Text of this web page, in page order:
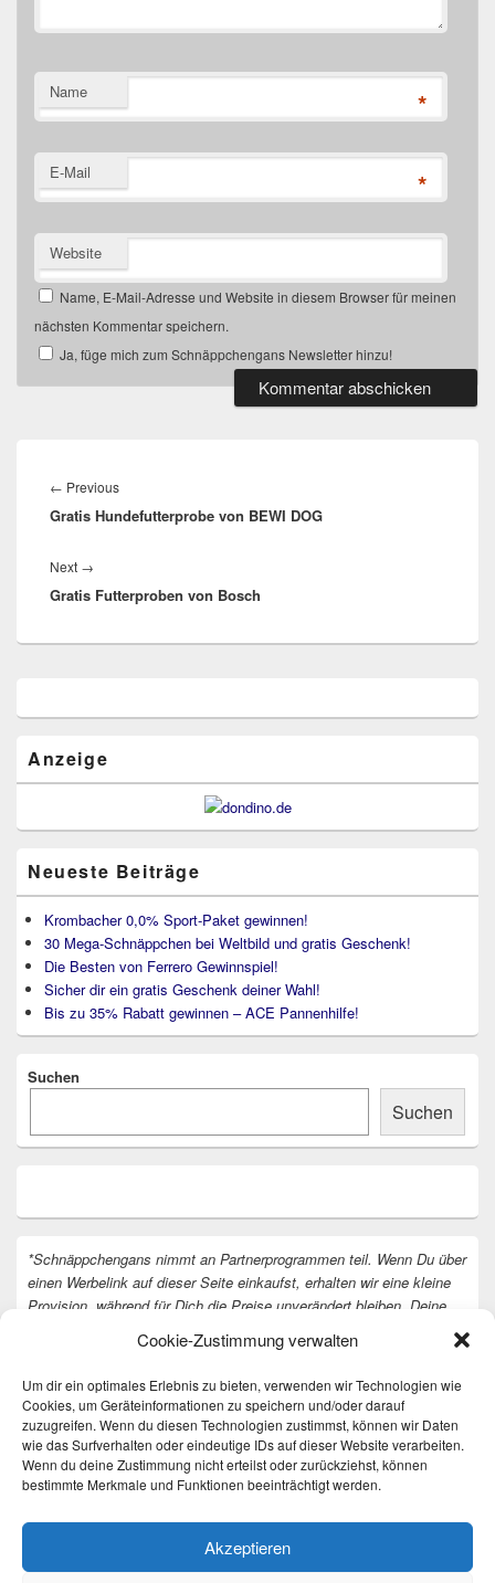
Cookie-Zustimmung verwalten
Um dir ein optimales Erlebnis zu bieten, verwenden wir Technologien wie
Cookies, um Geräteinformationen zu speichern und/oder darauf
zuzugreifen. Wenn du diesen Technologien zustimmst, können wir Daten
wie das Surfverhalten oder eindeutige IDs auf dieser Website verarbeiten.
Wenn du deine Zustimmung nicht erteilst oder zurückziehst, können
bestimmte Merkmale und Funktionen beeinträchtigt werden.
Akzeptieren
Name *
E-Mail *
Website
Name, E-Mail-Adresse und Website in diesem Browser für meinen
nächsten Kommentar speichern.
Ja, füge mich zum Schnäppchengans Newsletter hinzu!
← PreviousPrevious
post:
Gratis Hundefutterprobe von BEWI DOG
Next →
post:
Gratis Futterproben von Bosch
Widget-
Anzeige
Neueste Beiträge
Krombacher 0,0% Sport-Paket gewinnen!
30 Mega-Schnäppchen bei Weltbild und gratis Geschenk!
Die Besten von Ferrero Gewinnspiel!
Sicher dir ein gratis Geschenk deiner Wahl!
Bis zu 35% Rabatt gewinnen – ACE Pannenhilfe!
Suchen
Suchen
*Schnäppchengans nimmt an Partnerprogrammen teil. Wenn Du über
einen Werbelink auf dieser Seite einkaufst, erhalten wir eine kleine
Provision, während für Dich die Preise unverändert bleiben. Deine
Vielen Dank dafür!